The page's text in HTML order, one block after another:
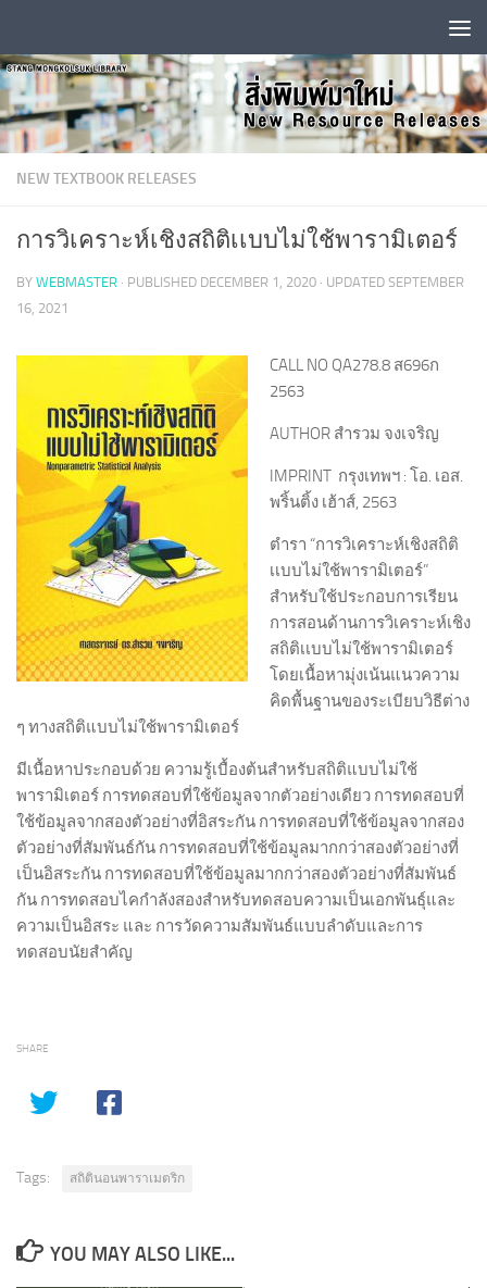
NEW TEXTBOOK RELEASES
การวิเคราะห์เชิงสถิติเเบบไม่ใช้พารามิเตอร์
BY WEBMASTER · PUBLISHED DECEMBER 1, 2020 · UPDATED SEPTEMBER
16, 2021
CALL NO QA278.8 ส696ก
2563
AUTHOR สำรวม จงเจริญ
IMPRINT กรุงเทพฯ : โอ. เอส.
พริ้นติ้ง เฮ้าส์, 2563
ตำรา “การวิเคราะห์เชิงสถิติ
เเบบไม่ใช้พารามิเตอร์”
สำหรับใช้ประกอบการเรียน
การสอนด้านการวิเคราะห์เชิง
สถิติเเบบไม่ใช้พารามิเตอร์
โดยเนื้อหามุ่งเน้นแนวความ
คิดพื้นฐานของระเบียบวิธีต่าง
ๆ ทางสถิติแบบไม่ใช้พารามิเตอร์
มีเนื้อหาประกอบด้วย ความรู้เบื้องต้นสำหรับสถิติแบบไม่ใช้
พารามิเตอร์ การทดสอบที่ใช้ข้อมูลจากตัวอย่างเดียว การทดสอบที่
ใช้ข้อมูลจากสองตัวอย่างที่อิสระกัน การทดสอบที่ใช้ข้อมูลจากสอง
ตัวอย่างที่สัมพันธ์กัน การทดสอบที่ใช้ข้อมูลมากกว่าสองตัวอย่างที่
เป็นอิสระกัน การทดสอบที่ใช้ข้อมูลมากกว่าสองตัวอย่างที่สัมพันธ์
กัน การทดสอบไคกำลังสองสำหรับทดสอบความเป็นเอกพันธุ์และ
ความเป็นอิสระ และ การวัดความสัมพันธ์แบบลำดับและการ
ทดสอบนัยสำคัญ
SHARE
Tags: สถิตินอนพาราเมตริก
YOU MAY ALSO LIKE...